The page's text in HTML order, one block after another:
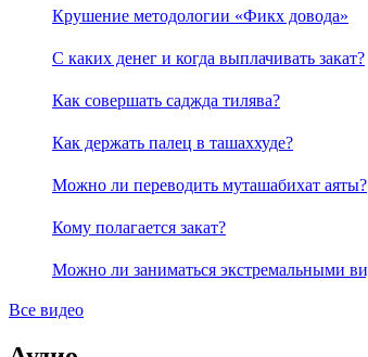
Крушение методологии «Фикх довода»
С каких денег и когда выплачивать закат?
Как совершать саджда тилява?
Как держать палец в ташаххуде?
Можно ли переводить муташабихат аяты?
Кому полагается закат?
Можно ли заниматься экстремальными
Все видео